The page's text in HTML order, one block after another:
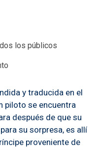
los públicos
y traducida en el
piloto se encuentra
después de que su
su sorpresa, es allí
proveniente de